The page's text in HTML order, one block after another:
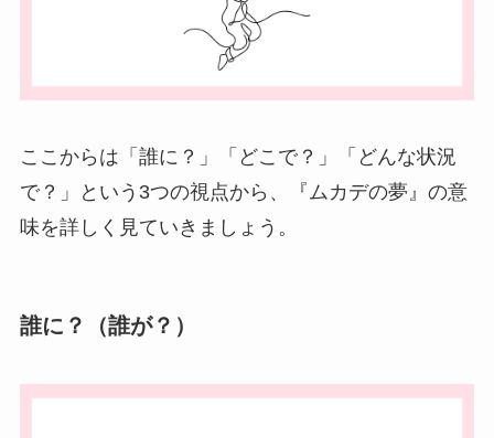
ここからは「誰に？」「どこで？」「どんな状況
で？」という3つの視点から、『ムカデの夢』の意
味を詳しく見ていきましょう。
誰に？（誰が？）